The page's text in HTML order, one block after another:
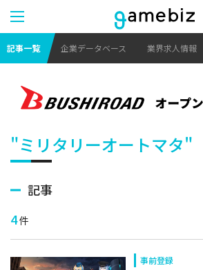
記事一覧 企業データベース 業界求人情報
"ミリタリーオートマタ"
記事
4件
事前登録